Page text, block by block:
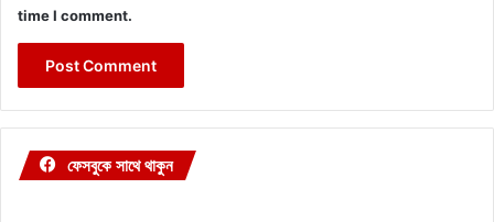
time I comment.
ফেসবুকে সাথে থাকুন